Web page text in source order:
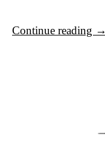
Continue reading →